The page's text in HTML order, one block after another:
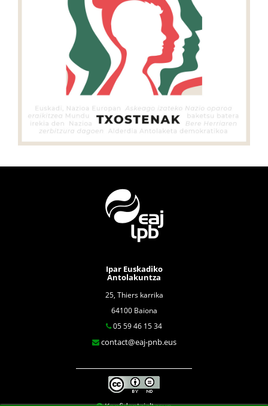
Ipar Euskadiko
Antolakuntza
25, Thiers karrika
64100 Baiona
05 59 46 15 34
contact@eaj-pnb.eus